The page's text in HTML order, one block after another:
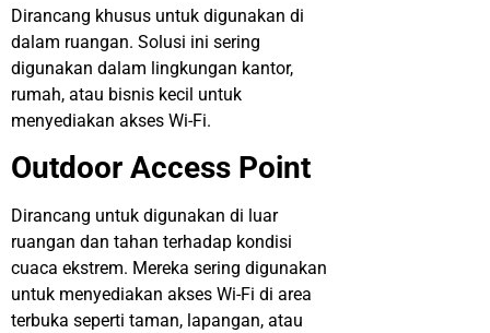
Dirancang khusus untuk digunakan di
dalam ruangan. Solusi ini sering
digunakan dalam lingkungan kantor,
rumah, atau bisnis kecil untuk
menyediakan akses Wi-Fi.
Outdoor Access Point
Dirancang untuk digunakan di luar
ruangan dan tahan terhadap kondisi
cuaca ekstrem. Mereka sering digunakan
untuk menyediakan akses Wi-Fi di area
terbuka seperti taman, lapangan, atau